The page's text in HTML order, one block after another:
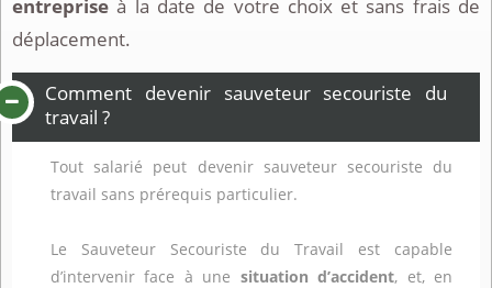
entreprise à la date de votre choix et sans frais de
déplacement.
Comment devenir sauveteur secouriste du
travail ?
Tout salarié peut devenir sauveteur secouriste du
travail sans prérequis particulier.
Le Sauveteur Secouriste du Travail est capable
d’intervenir face à une situation d’accident, et, en